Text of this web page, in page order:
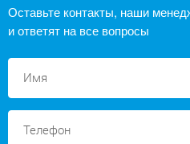
Оставьте контакты, наши
и ответят на все вопросы